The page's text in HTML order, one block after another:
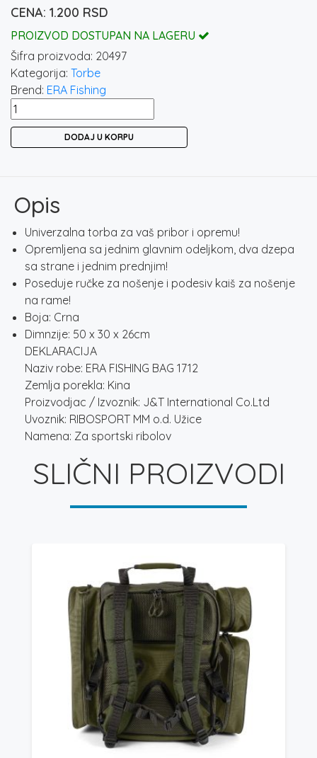
1.200 RSD
PROIZVOD DOSTUPAN NA LAGERU
Šifra proizvoda: 20497
Kategorija: Torbe
Brend: ERA Fishing
ERA
FISHING
DODAJ U KORPU
Opis
Univerzalna torba za vaš pribor i opremu!
Opremljena sa jednim glavnim odeljkom, dva dzepa
sa strane i jednim prednjim!
Poseduje ručke za nošenje i podesiv kaiš za nošenje
na rame!
Boja: Crna
Dimnzije: 50 x 30 x 26cm
DEKLARACIJA
Naziv robe: ERA FISHING BAG 1712
Zemlja porekla: Kina
Proizvodjac / Izvoznik: J&T International Co.Ltd
Uvoznik: RIBOSPORT MM o.d. Užice
Namena: Za sportski ribolov
SLIČNI PROIZVODI